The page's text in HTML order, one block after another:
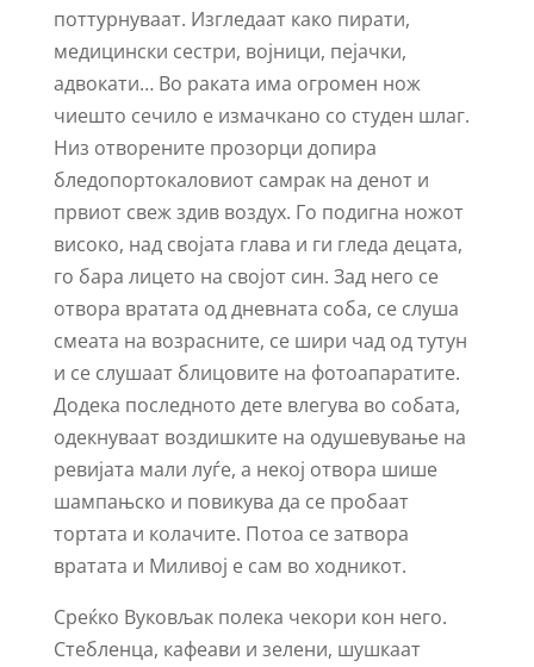
поттурнуваат. Изгледаат како пирати,
медицински сестри, војници, пејачки,
адвокати… Во раката има огромен нож
чиешто сечило е измачкано со студен шлаг.
Низ отворените прозорци допира
бледопортокаловиот самрак на денот и
првиот свеж здив воздух. Го подигна ножот
високо, над својата глава и ги гледа децата,
го бара лицето на својот син. Зад него се
отвора вратата од дневната соба, се слуша
смеата на возрасните, се шири чад од тутун
и се слушаат блицовите на фотоапаратите.
Додека последното дете влегува во собата,
одекнуваат воздишките на одушевување на
ревијата мали луѓе, а некој отвора шише
шампањско и повикува да се пробаат
тортата и колачите. Потоа се затвора
вратата и Миливој е сам во ходникот.
Среќко Вуковљак полека чекори кон него.
Стебленца, кафеави и зелени, шушкаат